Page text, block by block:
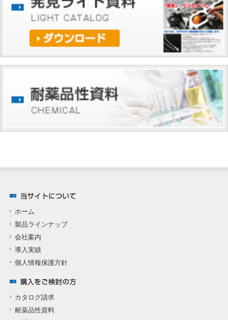
ホーム
製品ラインナップ
会社案内
導入実績
個人情報保護方針
カタログ請求
耐薬品性資料